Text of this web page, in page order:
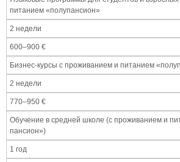
питанием «полупансион»
2 недели
600–900 €
Бизнес-курсы с проживанием и питанием
2 недели
770–950 €
Обучение в средней школе (с проживанием и
пансион»)
1 год